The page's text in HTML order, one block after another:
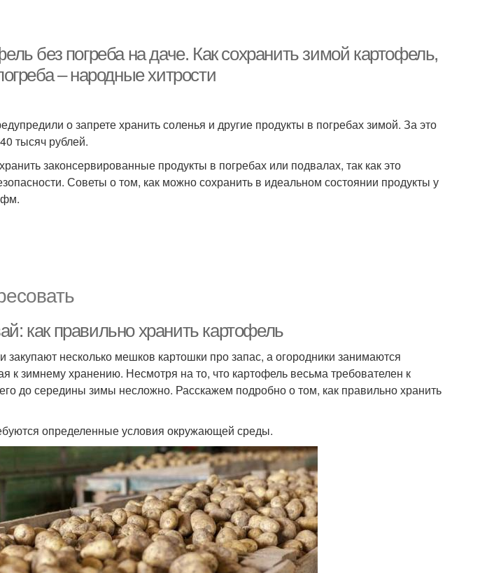
без погреба на даче. Как сохранить зимой картофель,
– народные хитрости
о запрете хранить соленья и другие продукты в погребах зимой. За это
тысяч рублей.
законсервированные продукты в погребах или подвалах, так как это
Советы о том, как можно сохранить в идеальном состоянии продукты у
как правильно хранить картофель
закупают несколько мешков картошки про запас, а огородники занимаются
к зимнему хранению. Несмотря на то, что картофель весьма требователен к
до середины зимы несложно. Расскажем подробно о том, как правильно хранить
определенные условия окружающей среды.